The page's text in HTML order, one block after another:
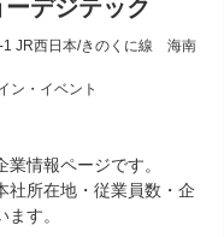
デジテック
1 JR西日本/きのくに線 海南
ン・イベント
業情報ページです。
社所在地・従業員数・企
す。